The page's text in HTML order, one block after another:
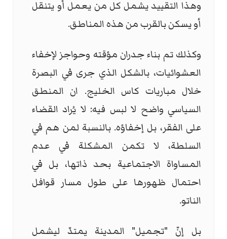
وهذا التقييد يشمل كل من يعمل أو يتنقل
أو يسكن بالقرب من هذه المناطق.
وكذلك تم بناء جدران مؤقته وحواجز لإخفاء
العشوائيات، بالشكل الذي جرى في البصرة
خلال مباريات كاس الخليج. ان المنطق
السياسي واضح لا لبس فيه: لا يُراد القضاء
على الفقر، بل إخفاؤه. بالنسبة لمن هم في
السلطة، لا تكمن المشكلة في عدم
المساواة الاجتماعية بحد ذاتها، بل في
احتمال ظهورها على طول مسار قوافل
الناتو.
بل إنّ "تجميل" المدينة يمتدّ ليشمل